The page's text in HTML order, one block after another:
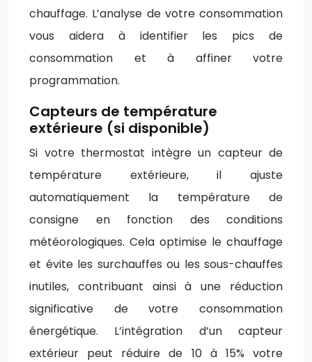
chauffage. L’analyse de votre consommation
vous aidera à identifier les pics de
consommation et à affiner votre
programmation.
Capteurs de température
extérieure (si disponible)
Si votre thermostat intègre un capteur de
température extérieure, il ajuste
automatiquement la température de
consigne en fonction des conditions
météorologiques. Cela optimise le chauffage
et évite les surchauffes ou les sous-chauffes
inutiles, contribuant ainsi à une réduction
significative de votre consommation
énergétique. L’intégration d’un capteur
extérieur peut réduire de 10 à 15% votre